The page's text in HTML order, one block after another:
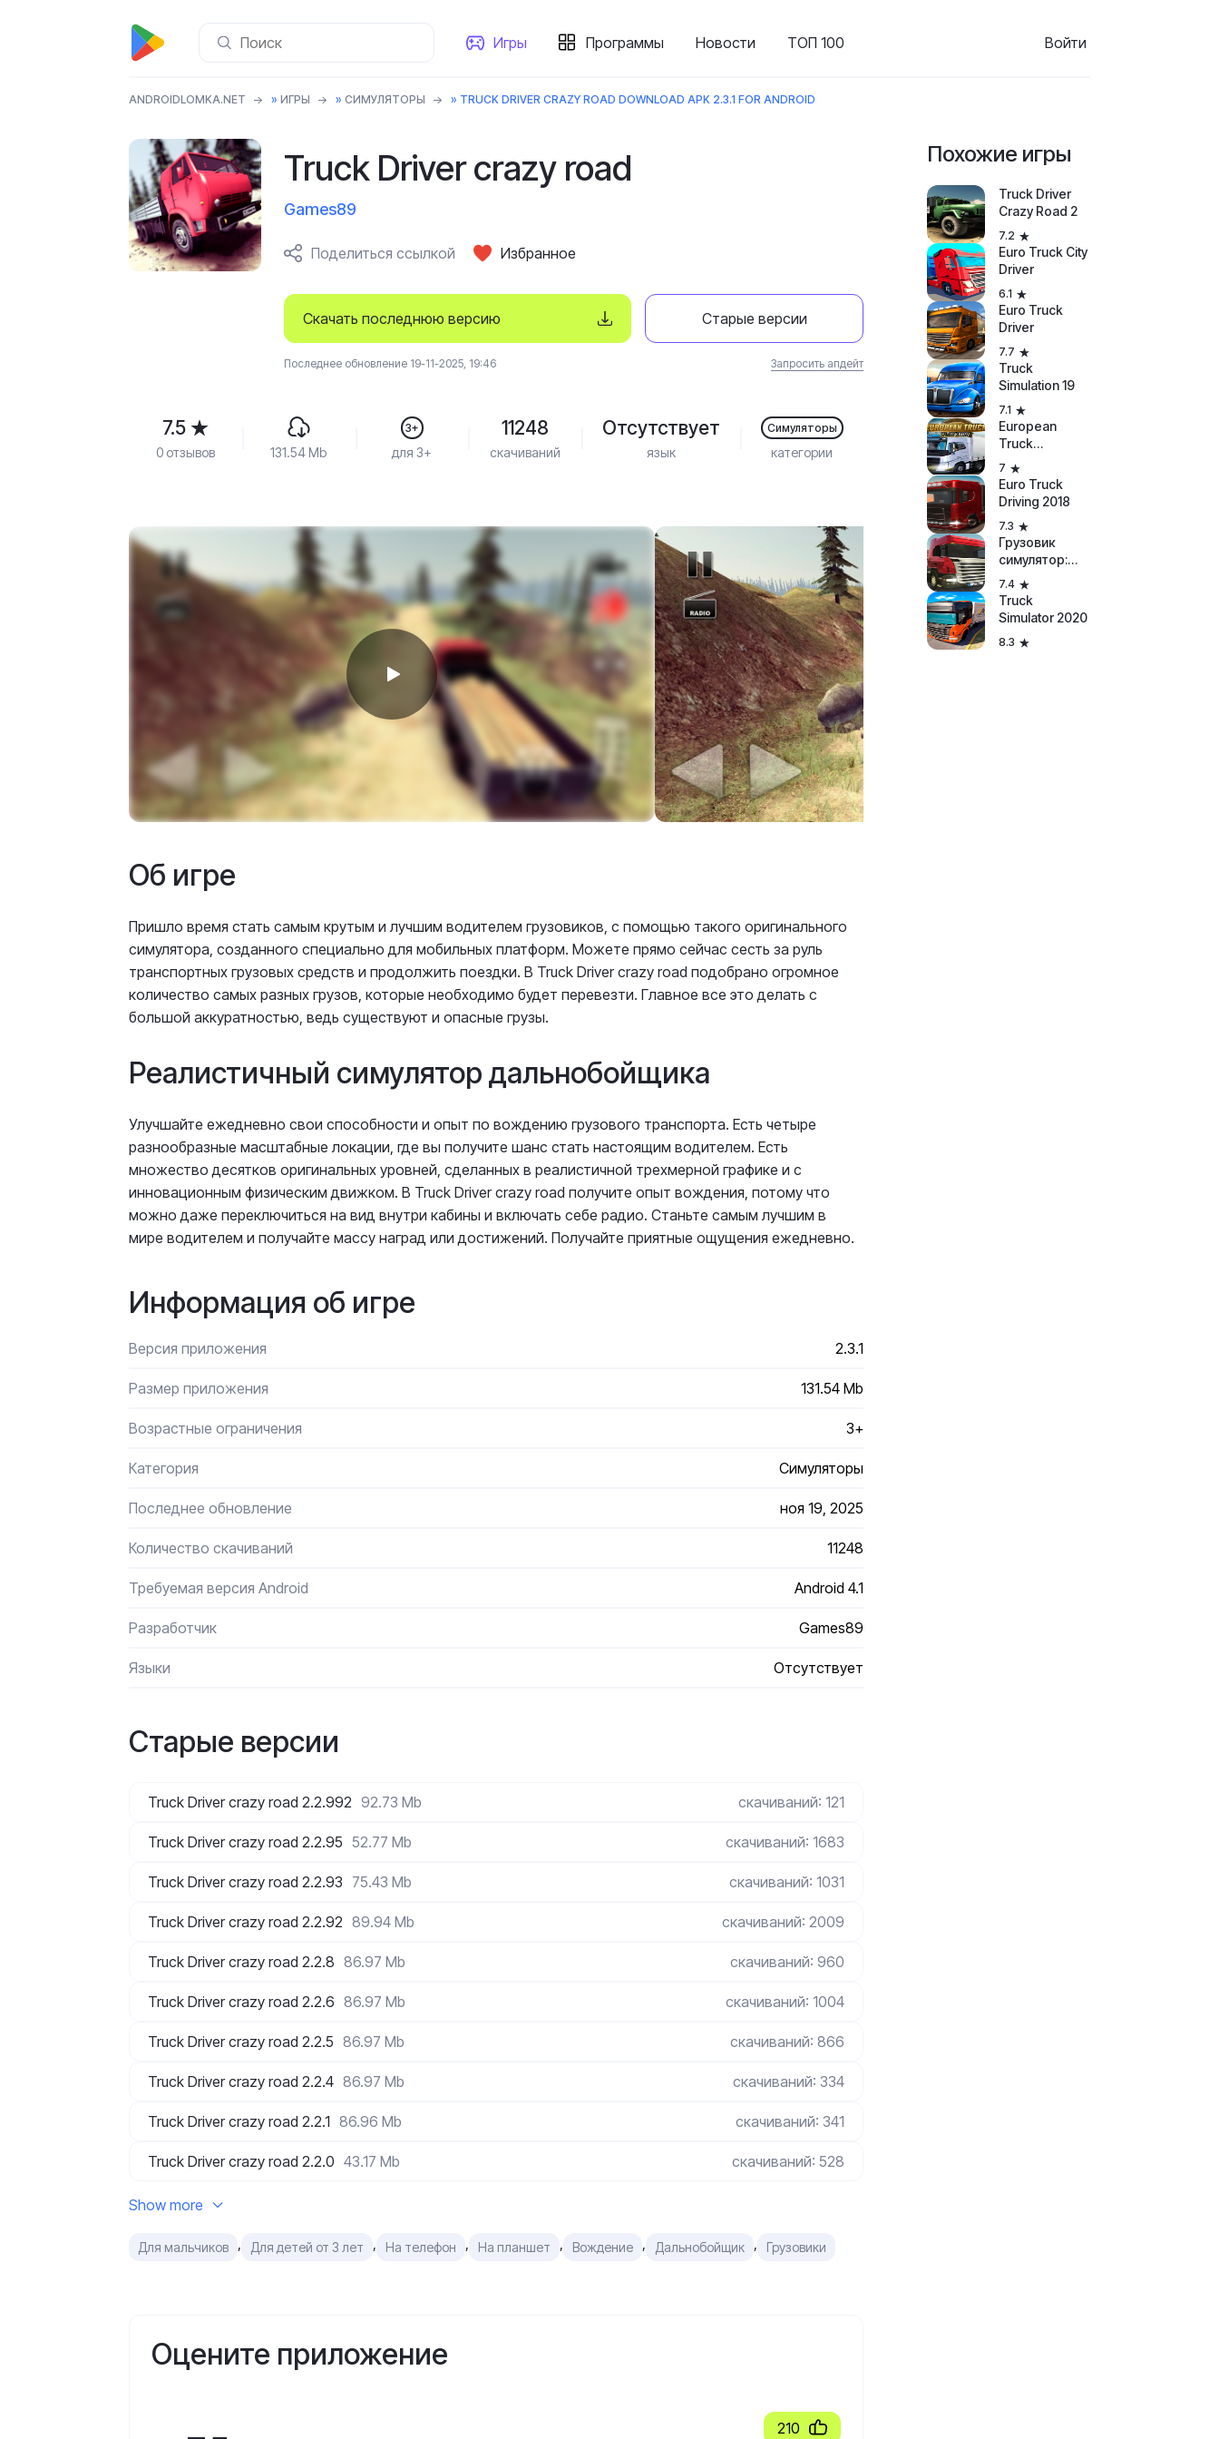
Игры Программы Новости ТОП 100 Войти
ANDROIDLOMKA.NET » ИГРЫ » СИМУЛЯТОРЫ » TRUCK DRIVER CRAZY ROAD DOWNLOAD APK 2.3.1 FOR ANDROID
Truck Driver crazy road
Games89
Поделиться ссылкой Избранное
Скачать последнюю версию Старые версии
Последнее обновление 19-11-2025, 19:46 Запросить апдейт
7.5
0 отзывов 131.54 Mb
3+
для 3+
11248
скачиваний
Отсутствует
язык
Симуляторы
категории
Об игре
Пришло время стать самым крутым и лучшим водителем грузовиков, с помощью такого оригинального
симулятора, созданного специально для мобильных платформ. Можете прямо сейчас сесть за руль
транспортных грузовых средств и продолжить поездки. В Truck Driver crazy road подобрано огромное
количество самых разных грузов, которые необходимо будет перевезти. Главное все это делать с
большой аккуратностью, ведь существуют и опасные грузы.
Реалистичный симулятор дальнобойщика
Улучшайте ежедневно свои способности и опыт по вождению грузового транспорта. Есть четыре
разнообразные масштабные локации, где вы получите шанс стать настоящим водителем. Есть
множество десятков оригинальных уровней, сделанных в реалистичной трехмерной графике и с
инновационным физическим движком. В Truck Driver crazy road получите опыт вождения, потому что
можно даже переключиться на вид внутри кабины и включать себе радио. Станьте самым лучшим в
мире водителем и получайте массу наград или достижений. Получайте приятные ощущения ежедневно.
Информация об игре
Версия приложения 2.3.1
Размер приложения 131.54 Mb
Возрастные ограничения 3+
Категория Симуляторы
Последнее обновление ноя 19, 2025
Количество скачиваний 11248
Требуемая версия Android Android 4.1
Разработчик Games89
Языки Отсутствует
Старые версии
Truck Driver crazy road 2.2.992 92.73 Mb скачиваний: 121
Truck Driver crazy road 2.2.95 52.77 Mb скачиваний: 1683
Truck Driver crazy road 2.2.93 75.43 Mb скачиваний: 1031
Truck Driver crazy road 2.2.92 89.94 Mb скачиваний: 2009
Truck Driver crazy road 2.2.8 86.97 Mb скачиваний: 960
Truck Driver crazy road 2.2.6 86.97 Mb скачиваний: 1004
Truck Driver crazy road 2.2.5 86.97 Mb скачиваний: 866
Truck Driver crazy road 2.2.4 86.97 Mb скачиваний: 334
Truck Driver crazy road 2.2.1 86.96 Mb скачиваний: 341
Truck Driver crazy road 2.2.0 43.17 Mb скачиваний: 528
Show more
Для мальчиков , Для детей от 3 лет , На телефон , На планшет , Вождение , Дальнобойщик , Грузовики
Оцените приложение
210
Похожие игры
Truck Driver
Crazy Road 2
7.2
Euro Truck City
Driver
6.1
Euro Truck
Driver
7.7
Truck
Simulation 19
7.1
European
Truck
Simulator 2
7
Euro Truck
Driving 2018
7.3
Грузовик
симулятор:
Европа
7.4
Truck
Simulator 2020
8.3